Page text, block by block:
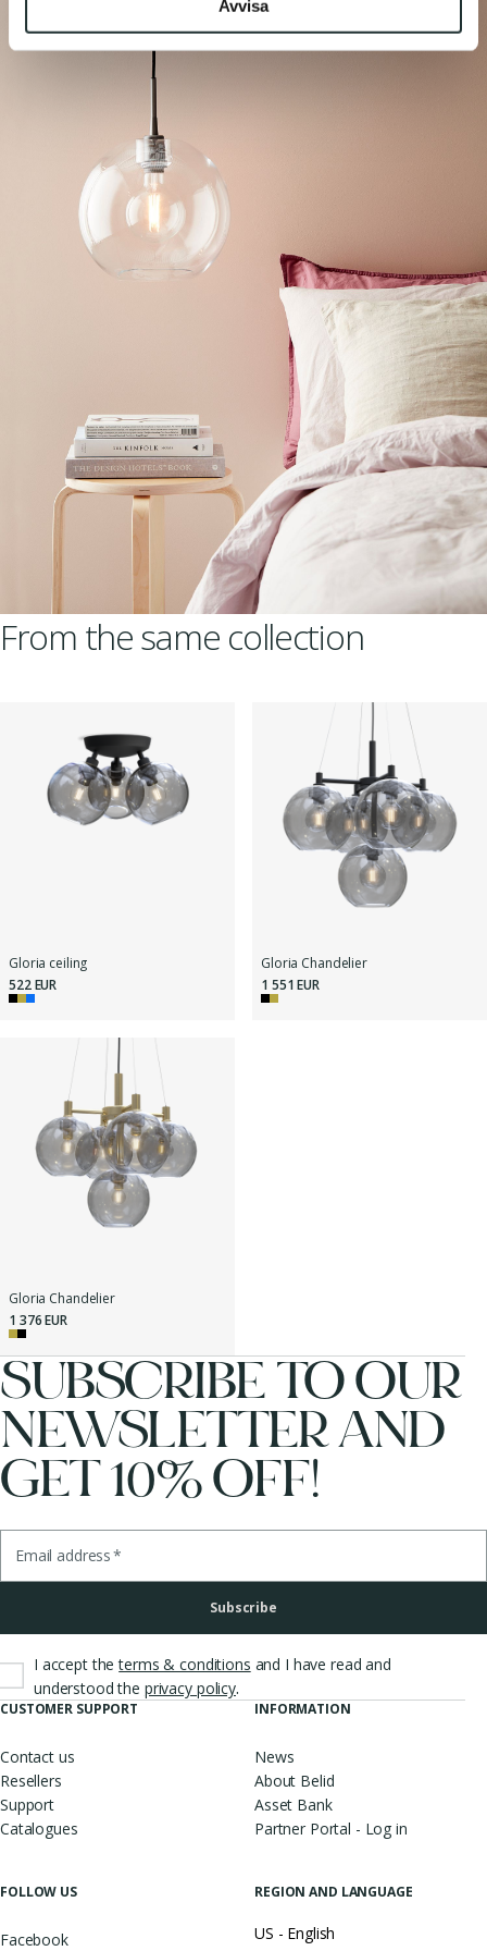
Avvisa
From the same collection
Gloria ceiling
522 EUR
Gloria Chandelier
1 551 EUR
Gloria Chandelier
1 376 EUR
SUBSCRIBE TO OUR
NEWSLETTER AND
GET 10% OFF!
Email address*
Subscribe
I accept the terms & conditions and I have read and
understood the privacy policy.
CUSTOMER SUPPORT
Contact us
Resellers
Support
Catalogues
INFORMATION
News
About Belid
Asset Bank
Partner Portal - Log in
FOLLOW US
Facebook
REGION AND LANGUAGE
US - English